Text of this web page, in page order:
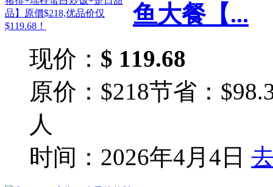
鱼大餐【...
现价： $ 119.68
原价：$218节省：
人
时间：2026年4月4日